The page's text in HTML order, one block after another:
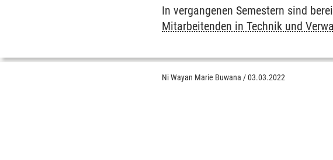
In vergangenen Semestern sind
Mitarbeitenden in Technik und
Ni Wayan Marie Buwana /03.03.2022